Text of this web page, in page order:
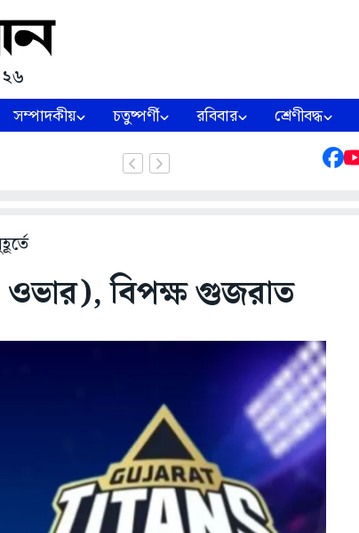
সম্পাদকীয় চতুষ্পর্ণী রবিবার শ্রেণীবদ্ধ
টাকা ঢুকবে,
বিপক্ষ গুজরাত